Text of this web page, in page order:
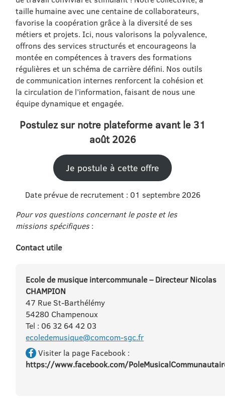
taille humaine avec une centaine de collaborateurs,
favorise la coopération grâce à la diversité de ses
métiers et projets. Ici, nous valorisons la polyvalence,
offrons des services structurés et encourageons la
montée en compétences à travers des formations
régulières et un schéma de carrière défini. Nos outils
de communication internes renforcent la cohésion et
la circulation de l’information, faisant de nous une
équipe dynamique et engagée.
Postulez sur notre plateforme avant le 31
août 2026
Je postule à cette offre
Date prévue de recrutement : 01 septembre 2026
Pour vos questions concernant le poste et les
missions spécifiques :
Contact utile
Ecole de musique intercommunale – Directeur Nicolas
CHAMPION
47 Rue St-Barthélémy
54280 Champenoux
Tel : 06 32 64 42 03
ecoledemusique@comcom-sgc.fr
Visiter la page Facebook :
https://www.facebook.com/